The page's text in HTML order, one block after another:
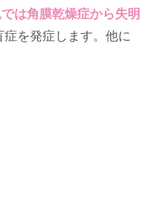
は角膜乾燥症から失明
症を発症します。他に